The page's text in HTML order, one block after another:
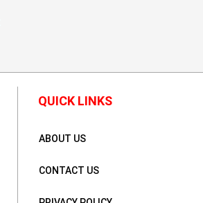
QUICK LINKS
ABOUT US
CONTACT US